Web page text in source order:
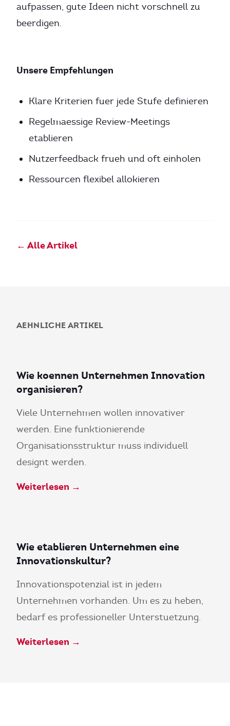
aufpassen, gute Ideen nicht vorschnell zu
beerdigen.
Unsere Empfehlungen
Klare Kriterien fuer jede Stufe definieren
Regelmaessige Review-Meetings
etablieren
Nutzerfeedback frueh und oft einholen
Ressourcen flexibel allokieren
← Alle Artikel
AEHNLICHE ARTIKEL
Wie koennen Unternehmen Innovation
organisieren?
Viele Unternehmen wollen innovativer
werden. Eine funktionierende
Organisationsstruktur muss individuell
designt werden.
Weiterlesen →
Wie etablieren Unternehmen eine
Innovationskultur?
Innovationspotenzial ist in jedem
Unternehmen vorhanden. Um es zu heben,
bedarf es professioneller Unterstuetzung.
Weiterlesen →